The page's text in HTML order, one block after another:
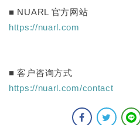
■ NUARL 官方网站
https://nuarl.com
■ 客户咨询方式
https://nuarl.com/contact